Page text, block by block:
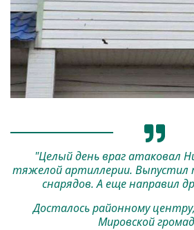
"Целый день враг атаковал
тяжелой артиллерии. Выпустил
снарядов. А еще направил
Досталось районному
Мировской